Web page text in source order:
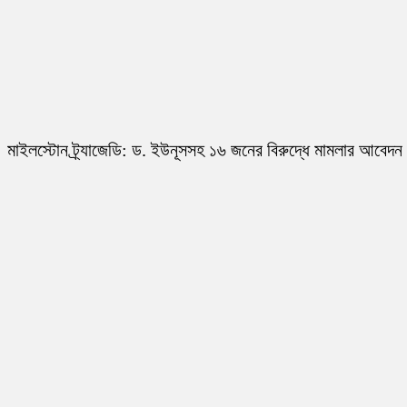
মাইলস্টোন ট্র্যাজেডি: ড. ইউনূসসহ ১৬ জনের বিরুদ্ধে মামলার আবেদন